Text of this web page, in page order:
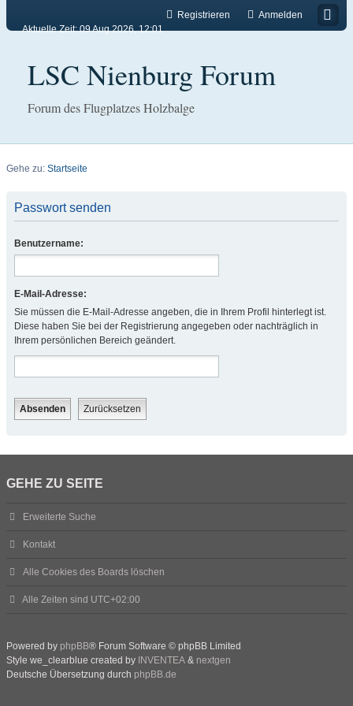
Anmelden
Registrieren
Aktuelle Zeit: 09 Aug 2026, 12:01
LSC Nienburg Forum
Forum des Flugplatzes Holzbalge
Gehe zu: Startseite
Passwort senden
Benutzername:
E-Mail-Adresse:
Sie müssen die E-Mail-Adresse angeben, die in Ihrem Profil hinterlegt ist.
Diese haben Sie bei der Registrierung angegeben oder nachträglich in
Ihrem persönlichen Bereich geändert.
GEHE ZU SEITE
Erweiterte Suche
Kontakt
Alle Cookies des Boards löschen
Alle Zeiten sind UTC+02:00
Powered by phpBB® Forum Software © phpBB Limited
Style we_clearblue created by INVENTEA & nextgen
Deutsche Übersetzung durch phpBB.de